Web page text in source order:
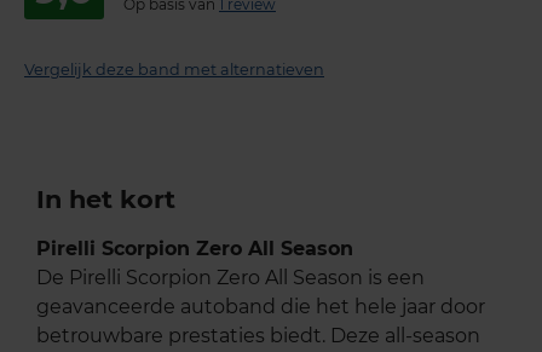
Op basis van 1 review
Vergelijk deze band met alternatieven
In het kort
Pirelli Scorpion Zero All Season
De Pirelli Scorpion Zero All Season is een
geavanceerde autoband die het hele jaar door
betrouwbare prestaties biedt. Deze all-season